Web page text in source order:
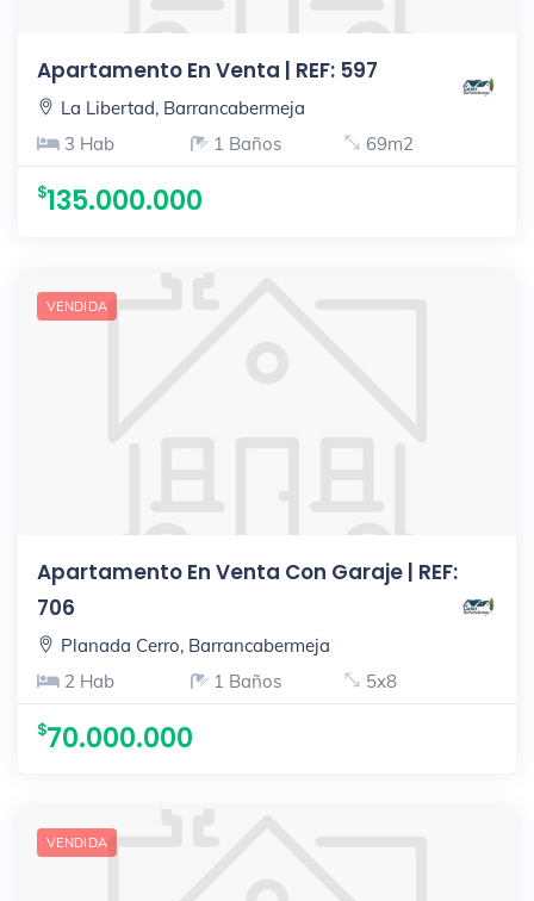
Apartamento En Venta | REF: 597
La Libertad, Barrancabermeja
3 Hab
1 Baños 69m2
135.000.000
VENDIDA
Apartamento En Venta Con Garaje | REF:
706
Planada Cerro, Barrancabermeja
2 Hab
1 Baños 5x8
70.000.000
VENDIDA